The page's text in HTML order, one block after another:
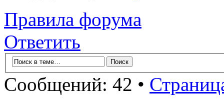
Правила форума
Ответить
Сообщений: 42 •